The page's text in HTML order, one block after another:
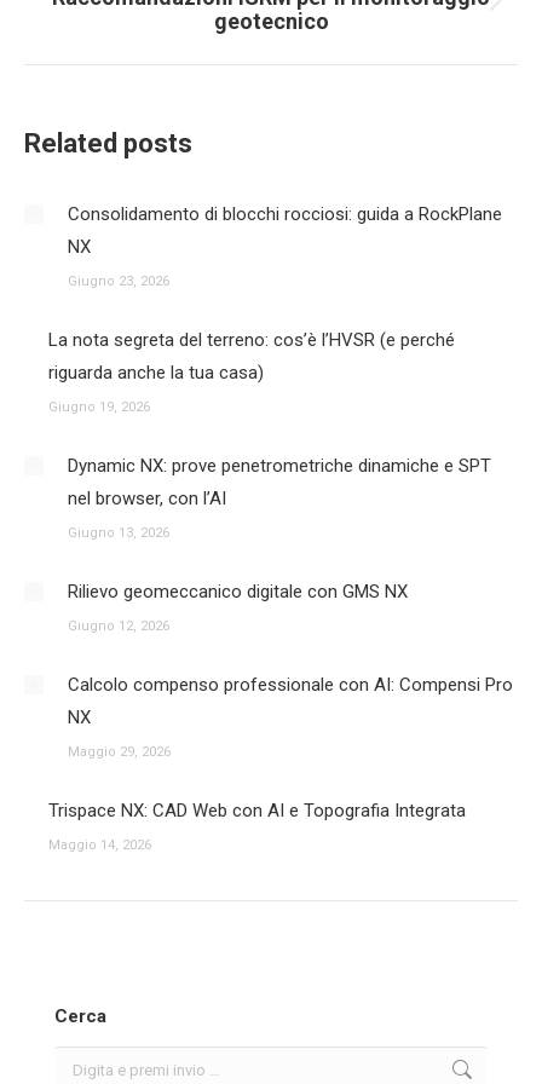
Next
geotecnico
Related posts
Consolidamento di blocchi rocciosi: guida a RockPlane
NX
Giugno 23, 2026
La nota segreta del terreno: cos’è l’HVSR (e perché
riguarda anche la tua casa)
Giugno 19, 2026
Dynamic NX: prove penetrometriche dinamiche e SPT
nel browser, con l’AI
Giugno 13, 2026
Rilievo geomeccanico digitale con GMS NX
Giugno 12, 2026
Calcolo compenso professionale con AI: Compensi Pro
NX
Maggio 29, 2026
Trispace NX: CAD Web con AI e Topografia Integrata
Maggio 14, 2026
Cerca